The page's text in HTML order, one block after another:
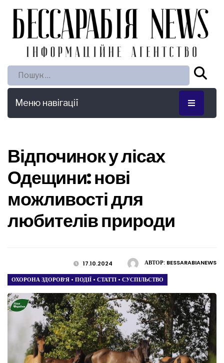
Пошук:
Меню навігації
Відпочинок у лісах
Одещини: нові
можливості для
любителів природи
АВТОР: BESSARABIANEWS
17.10.2024
ОХОРОНА ЗДОРОВ’Я • ПОДІЇ • СТАТТІ • СУСПІЛЬСТВО